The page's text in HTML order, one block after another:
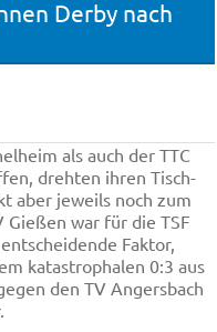
Der­by nach
als auch der TTC
dreh­ten ih­ren Tisch­
aber je­weils noch zum
Gie­ßen war für die TSF
Fak­tor,
ka­ta­stro­pha­len 0:3 aus
den TV An­gers­bach